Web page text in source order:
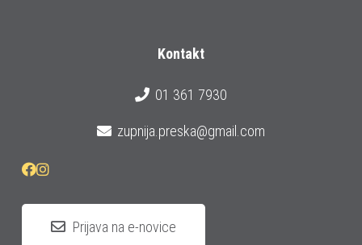
Kontakt
01 361 7930
zupnija.preska@gmail.com
Prijava na e-novice